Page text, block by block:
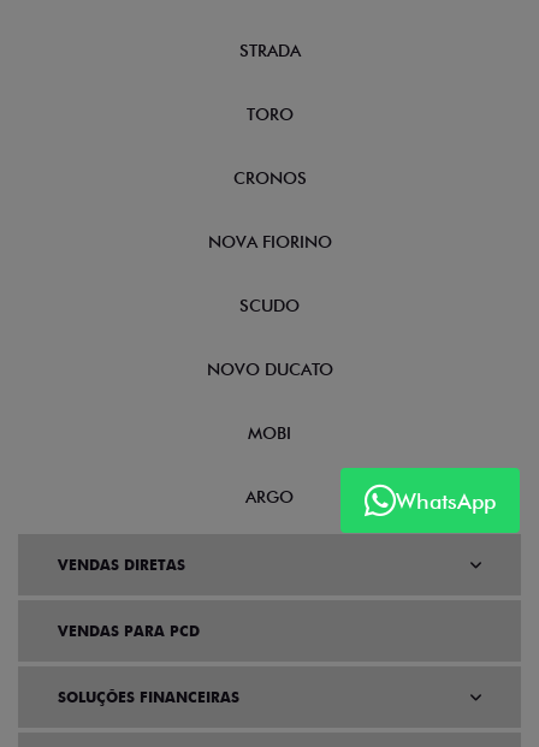
WhatsApp
STRADA
TORO
CRONOS
NOVA FIORINO
SCUDO
NOVO DUCATO
MOBI
ARGO
VENDAS DIRETAS
VENDAS PARA PCD
SOLUÇÕES FINANCEIRAS